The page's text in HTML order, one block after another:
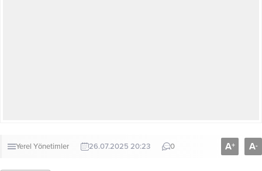
Yerel Yönetimler 26.07.2025 20:23 0 A+ A-